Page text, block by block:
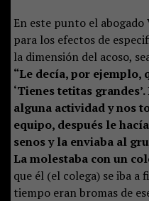
En este punto el
para los efectos de
la dimensión del acoso,
“Le decía, por ejemplo,
‘Tienes tetitas
alguna actividad y nos
equipo, después le
senos y la enviaba al
La molestaba con un
que él (el colega) se iba a
tiempo eran bromas de